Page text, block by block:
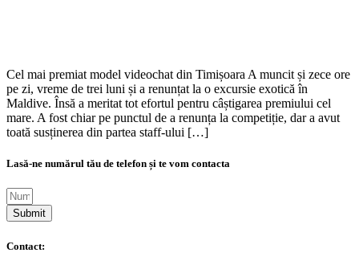
Cel mai premiat model videochat din Timișoara A muncit și zece ore
pe zi, vreme de trei luni și a renunțat la o excursie exotică în
Maldive. Însă a meritat tot efortul pentru câștigarea premiului cel
mare. A fost chiar pe punctul de a renunța la competiție, dar a avut
toată susținerea din partea staff-ului […]
Lasă-ne numărul tău de telefon și te vom contacta
Submit
Contact: